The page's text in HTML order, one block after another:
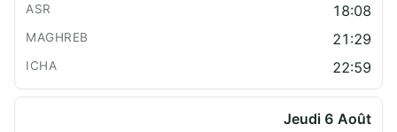
18:08
21:29
22:59
Jeudi 6 Août